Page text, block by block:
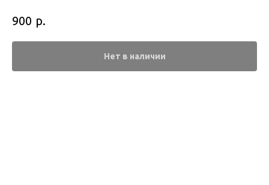
900 р.
Нет в наличии